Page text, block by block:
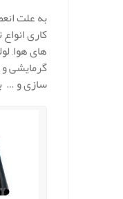
به علت
کاری
های هوا,
گرمایشی
سازی و …